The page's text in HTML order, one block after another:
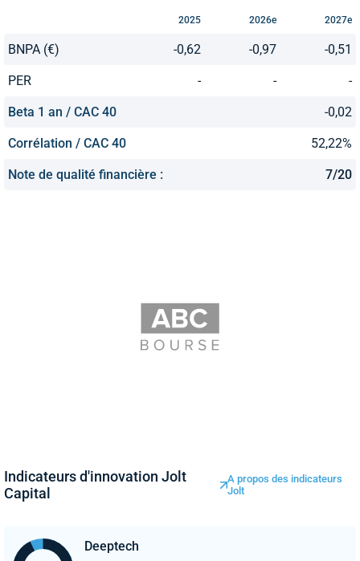
2025 2026e 2027e
BNPA (€) -0,62 -0,97 -0,51
PER - - -
Beta 1 an / CAC 40 -0,02
Corrélation / CAC 40 52,22%
Note de qualité financière : 7/20
Indicateurs d'innovation Jolt
Capital
A propos des indicateurs
Jolt
Deeptech